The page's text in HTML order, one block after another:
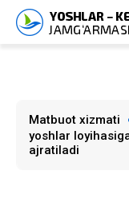
Matbuot xizmati
yoshlar
ajratiladi